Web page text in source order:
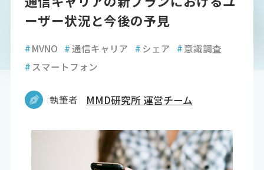
ーザー状況と今後の予見
#MVNO #通信キャリア #シェア #意識調査
#スマートフォン
執筆者 MMD研究所 運営チーム